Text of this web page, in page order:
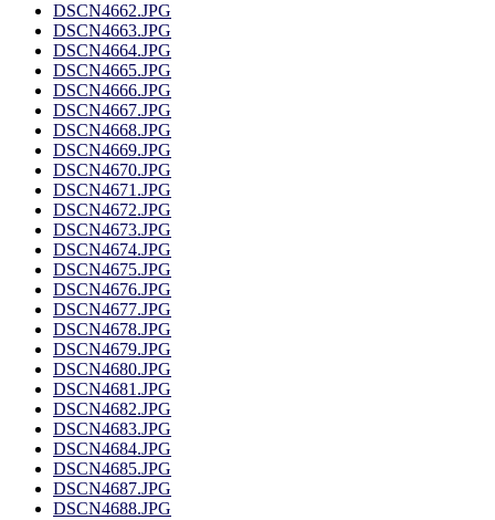
DSCN4662.JPG
DSCN4663.JPG
DSCN4664.JPG
DSCN4665.JPG
DSCN4666.JPG
DSCN4667.JPG
DSCN4668.JPG
DSCN4669.JPG
DSCN4670.JPG
DSCN4671.JPG
DSCN4672.JPG
DSCN4673.JPG
DSCN4674.JPG
DSCN4675.JPG
DSCN4676.JPG
DSCN4677.JPG
DSCN4678.JPG
DSCN4679.JPG
DSCN4680.JPG
DSCN4681.JPG
DSCN4682.JPG
DSCN4683.JPG
DSCN4684.JPG
DSCN4685.JPG
DSCN4687.JPG
DSCN4688.JPG